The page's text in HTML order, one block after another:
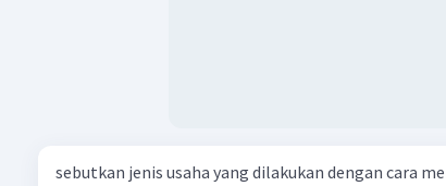
sebutkan jenis usaha yang dilakukan dengan cara